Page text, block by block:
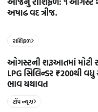
અષાઢ વદ ત્રીજ.
રાશિફળ
ઓગસ્ટની શરૂઆતમાં મોટી
LPG સિલિન્ડર ₹200થી
ભાવ યથાવત
ટૉપ ન્યૂઝ